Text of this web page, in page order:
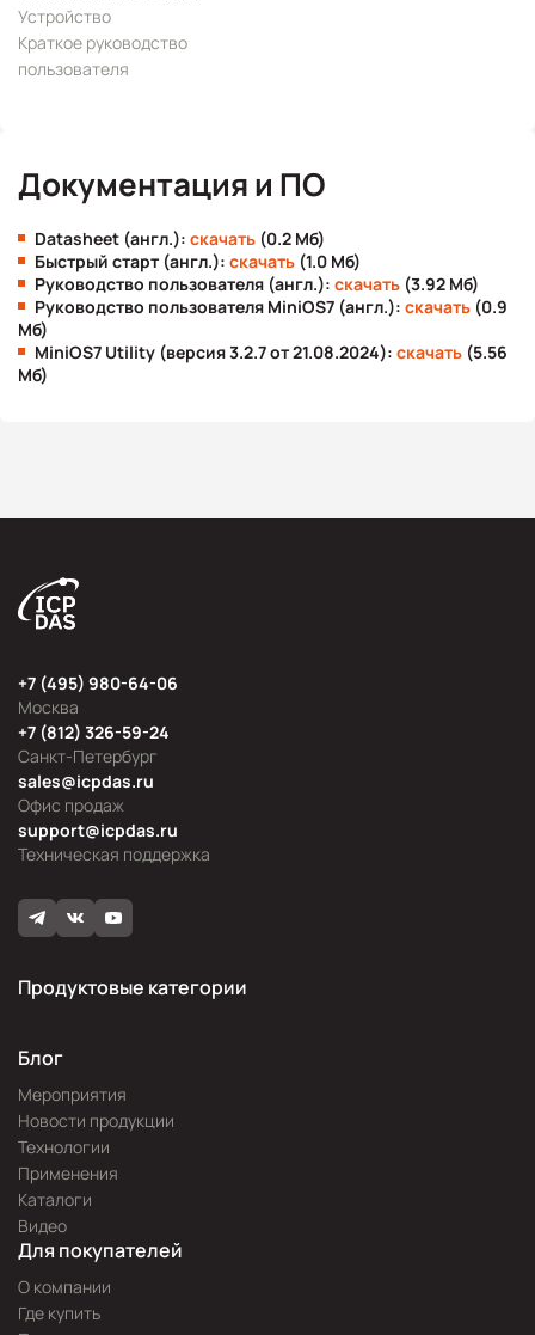
Устройство
Краткое руководство
пользователя
Документация и ПО
Datasheet (англ.): скачать (0.2 Мб)
Быстрый старт (англ.): скачать (1.0 Мб)
Руководство пользователя (англ.): скачать (3.92 Мб)
Руководство пользователя MiniOS7 (англ.): скачать (0.9
Мб)
MiniOS7 Utility (версия 3.2.7 от 21.08.2024): скачать (5.56
Мб)
Москва
+7 (495) 980-64-06
Офис продаж
sales@icpdas.ru
Санкт-Петербург
+7 (812) 326-59-24
Техническая поддержка
support@icpdas.ru
Продуктовые категории
Блог
Мероприятия
Новости продукции
Технологии
Применения
Каталоги
Видео
Для покупателей
О компании
Где купить